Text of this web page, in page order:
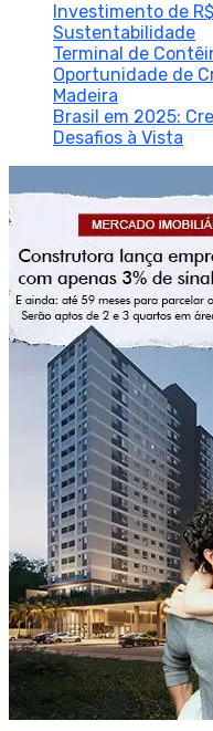
Investimento de
Sustentabilidade
Terminal de
Oportunidade de
Madeira
Brasil em 2025:
Desafios à Vista